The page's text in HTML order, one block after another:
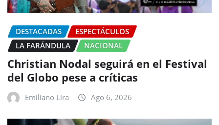
DESTACADAS
ESPECTÁCULOS
LA FARÁNDULA
NACIONAL
Christian Nodal seguirá en el Festival
del Globo pese a críticas
Emiliano Lira Ago 6, 2026